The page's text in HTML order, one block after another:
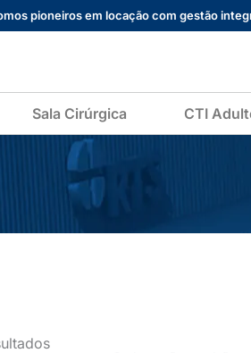
pioneiros em locação com gestão
Sala Cirúrgica CTI